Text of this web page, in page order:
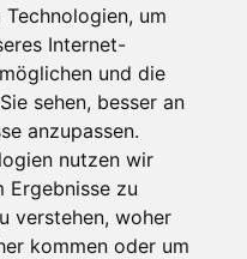
um
Internet-
und die
sehen, besser an
anzupassen.
nutzen wir
Ergebnisse zu
verstehen, woher
kommen oder um
ZAHNARZT
einen guten günstigen
verschiedene
Er kann